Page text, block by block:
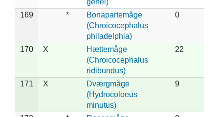
169 *
Bonapartemåge
(Chroicocephalus
philadelphia)
0
170 X
Hættemåge
(Chroicocephalus
ridibundus)
22
171 X
Dværgmåge
(Hydrocoloeus
minutus)
9